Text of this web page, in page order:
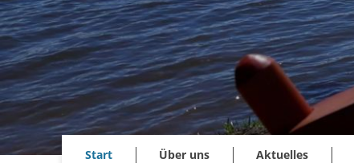
Start Über uns Aktuelles